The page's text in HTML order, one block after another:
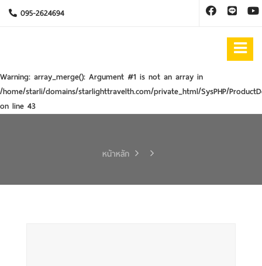
095-2624694
Warning: array_merge(): Argument #1 is not an array in
/home/starli/domains/starlighttravelth.com/private_html/SysPHP/
on line 43
หน้าหลัก